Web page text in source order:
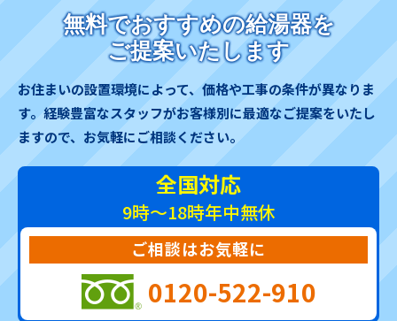
無料でおすすめの給湯器を
ご提案いたします
お住まいの設置環境によって、価格や工事の条件が異なりま
す。 経験豊富なスタッフがお客様別に最適なご提案をいたし
ますので、お気軽にご相談ください。
全国対応
9時～18時年中無休
ご相談はお気軽に
0120-522-910